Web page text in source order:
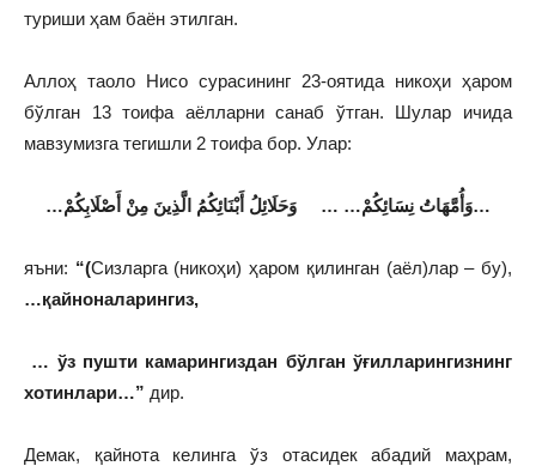
туриши ҳам баён этилган.
Аллоҳ таоло Нисо сурасининг 23-оятида никоҳи ҳаром
бўлган 13 тоифа аёлларни санаб ўтган. Шулар ичида
мавзумизга тегишли 2 тоифа бор. Улар:
… وَأُمَّهَاتُ نِسَائِكُمْ…
… وَحَلَائِلُ أَبْنَائِكُمُ الَّذِينَ مِنْ أَصْلَابِكُمْ …
яъни: “(Сизларга (никоҳи) ҳаром қилинган (аёл)лар – бу),
…қайноналарингиз,
… ўз пушти камарингиздан бўлган ўғилларингизнинг
хотинлари…” дир.
Демак, қайнота келинга ўз отасидек абадий маҳрам,